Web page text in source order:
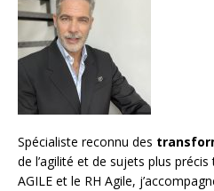
Spécialiste reconnu des
de l’agilité et de sujets plus précis
AGILE et le RH Agile,